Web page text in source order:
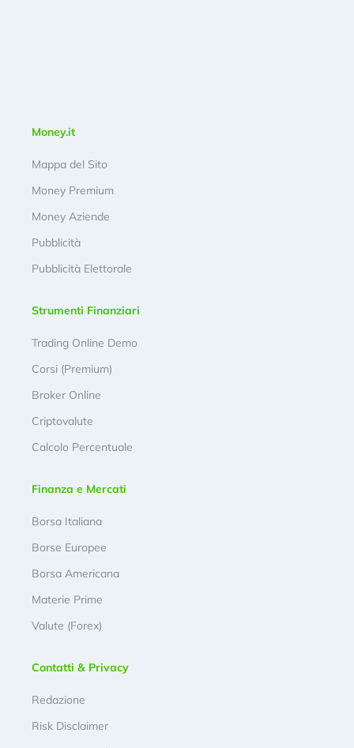
Money.it
Mappa del Sito
Money Premium
Money Aziende
Pubblicità
Pubblicità Elettorale
Strumenti Finanziari
Trading Online Demo
Corsi (Premium)
Broker Online
Criptovalute
Calcolo Percentuale
Finanza e Mercati
Borsa Italiana
Borse Europee
Borsa Americana
Materie Prime
Valute (Forex)
Contatti & Privacy
Redazione
Risk Disclaimer